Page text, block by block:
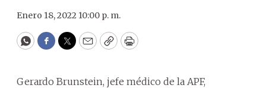
Enero 18, 2022 10:00 p. m.
WhatsApp
Facebook
Twitter
EmailCopyPrint
Gerardo Brunstein, jefe médico de la APF,